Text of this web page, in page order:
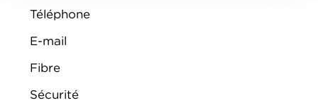
Téléphone
E-mail
Fibre
Sécurité